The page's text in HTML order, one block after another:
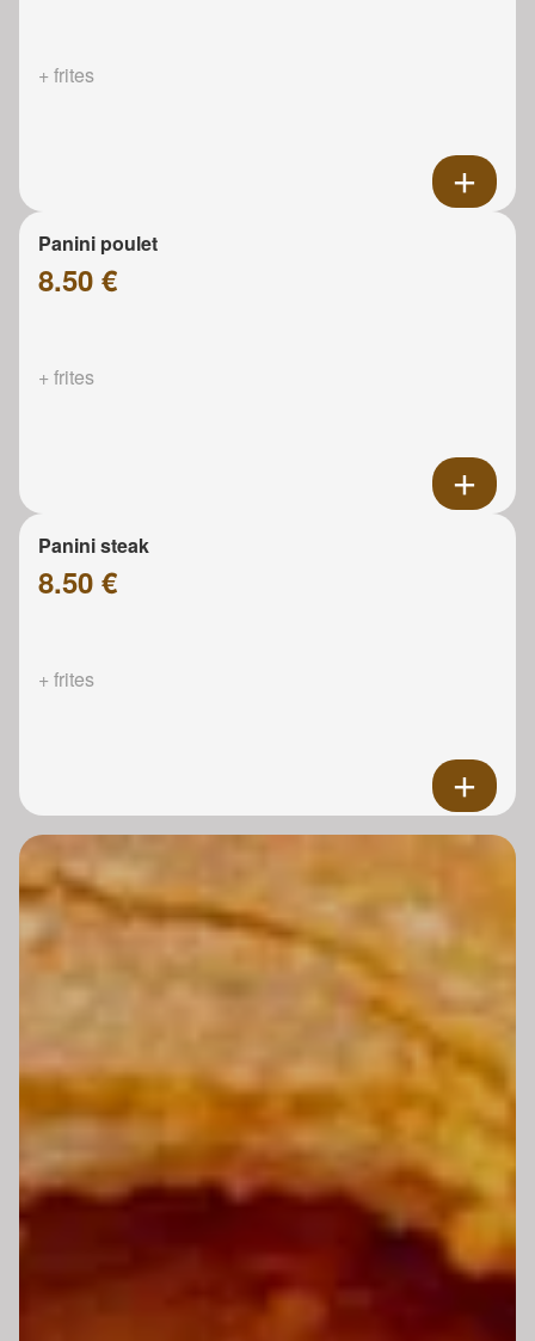
+ frites
Panini poulet
8.50 €
+ frites
Panini steak
8.50 €
+ frites